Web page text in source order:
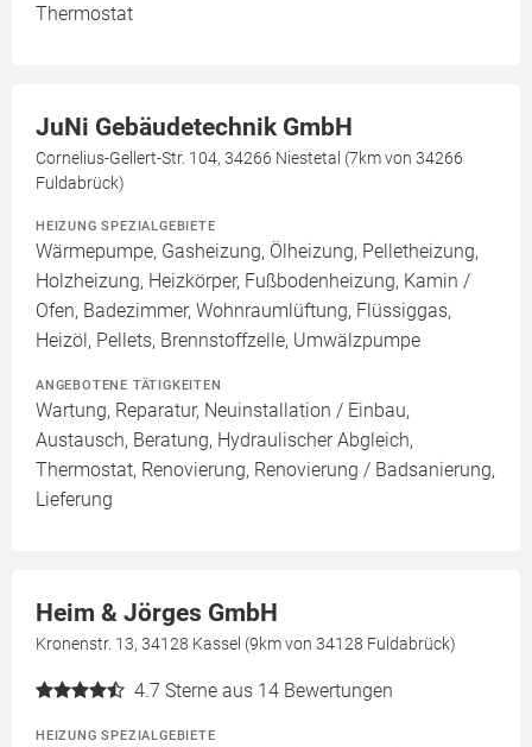
Thermostat
JuNi Gebäudetechnik GmbH
Cornelius-Gellert-Str. 104, 34266 Niestetal (7km von 34266
Fuldabrück)
HEIZUNG SPEZIALGEBIETE
Wärmepumpe, Gasheizung, Ölheizung, Pelletheizung,
Holzheizung, Heizkörper, Fußbodenheizung, Kamin /
Ofen, Badezimmer, Wohnraumlüftung, Flüssiggas,
Heizöl, Pellets, Brennstoffzelle, Umwälzpumpe
ANGEBOTENE TÄTIGKEITEN
Wartung, Reparatur, Neuinstallation / Einbau,
Austausch, Beratung, Hydraulischer Abgleich,
Thermostat, Renovierung, Renovierung / Badsanierung,
Lieferung
Heim & Jörges GmbH
Kronenstr. 13, 34128 Kassel (9km von 34128 Fuldabrück)
4.7 Sterne aus 14 Bewertungen
HEIZUNG SPEZIALGEBIETE